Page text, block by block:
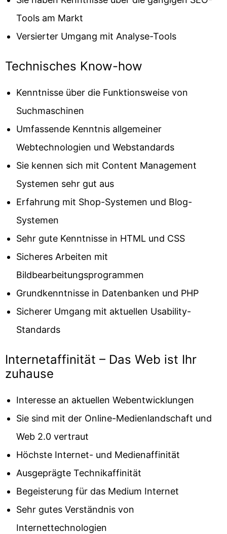
Tools am Markt
Versierter Umgang mit Analyse-Tools
Technisches Know-how
Kenntnisse über die Funktionsweise von
Suchmaschinen
Umfassende Kenntnis allgemeiner
Webtechnologien und Webstandards
Sie kennen sich mit Content Management
Systemen sehr gut aus
Erfahrung mit Shop-Systemen und Blog-
Systemen
Sehr gute Kenntnisse in HTML und CSS
Sicheres Arbeiten mit
Bildbearbeitungsprogrammen
Grundkenntnisse in Datenbanken und PHP
Sicherer Umgang mit aktuellen Usability-
Standards
Internetaffinität – Das Web ist Ihr
zuhause
Interesse an aktuellen Webentwicklungen
Sie sind mit der Online-Medienlandschaft und
Web 2.0 vertraut
Höchste Internet- und Medienaffinität
Ausgeprägte Technikaffinität
Begeisterung für das Medium Internet
Sehr gutes Verständnis von
Internettechnologien